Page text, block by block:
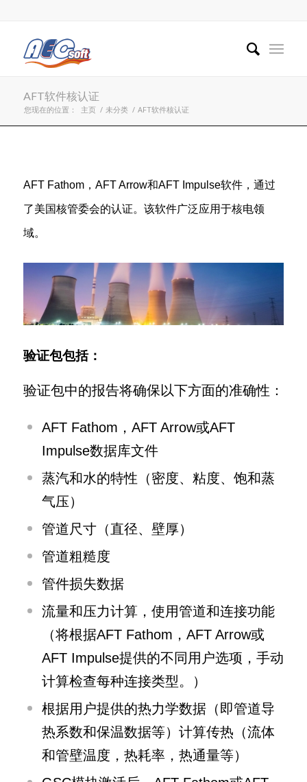
AFT软件核认证
您现在的位置： 主页 / 未分类 / AFT软件核认证
AFT Fathom，AFT Arrow和AFT Impulse软件，通过
了美国核管委会的认证。该软件广泛应用于核电领
域。
验证包包括：
验证包中的报告将确保以下方面的准确性：
AFT Fathom，AFT Arrow或AFT
Impulse数据库文件
蒸汽和水的特性（密度、粘度、饱和蒸
气压）
管道尺寸（直径、壁厚）
管道粗糙度
管件损失数据
流量和压力计算，使用管道和连接功能
（将根据AFT Fathom，AFT Arrow或
AFT Impulse提供的不同用户选项，手动
计算检查每种连接类型。）
根据用户提供的热力学数据（即管道导
热系数和保温数据等）计算传热（流体
和管壁温度，热耗率，热通量等）